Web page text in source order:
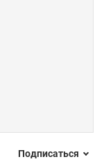
Подписаться